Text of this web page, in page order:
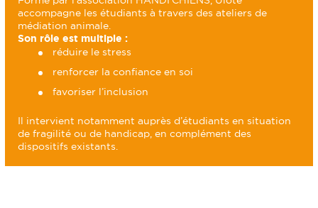
accompagne les étudiants à travers des ateliers de
médiation animale.
Son rôle est multiple :
réduire le stress
renforcer la confiance en soi
favoriser l’inclusion
Il intervient notamment auprès d’étudiants en situation
de fragilité ou de handicap, en complément des
dispositifs existants.